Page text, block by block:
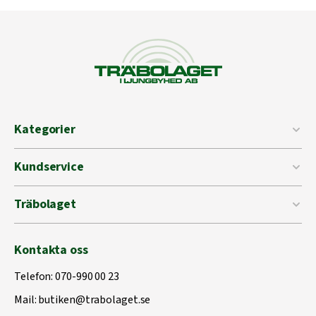
Kategorier
Kundservice
Träbolaget
Kontakta oss
Telefon:070-990 00 23
Mail:butiken@trabolaget.se